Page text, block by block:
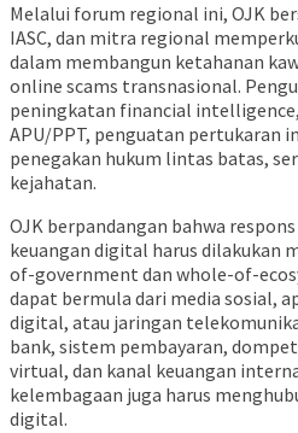
Melalui forum regional ini, OJK
IASC, dan mitra regional
dalam membangun ketahanan
online scams transnasional.
peningkatan financial
APU/PPT, penguatan pertukaran
penegakan hukum lintas batas,
kejahatan.
OJK berpandangan bahwa
keuangan digital harus dilakukan
of-government dan whole-of-
dapat bermula dari media sosial,
digital, atau jaringan
bank, sistem pembayaran,
virtual, dan kanal keuangan
kelembagaan juga harus
digital.